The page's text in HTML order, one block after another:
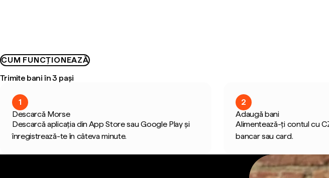
CUM FUNCȚIONEAZĂ
Trimite bani în 3 pași
1
Descarcă Morse
Descarcă aplicația din App Store sau Google Play și
înregistrează-te în câteva minute.
2
Adaugă bani
Alimentează-ți contul cu
bancar sau card.